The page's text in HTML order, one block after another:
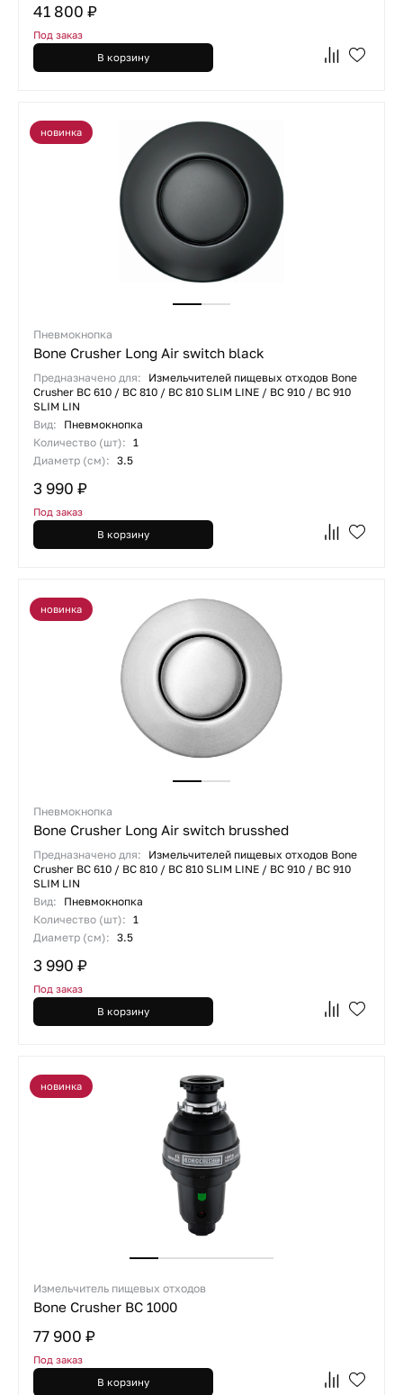
41 800 ₽
Под заказ
В корзину
новинка
Пневмокнопка
Bone Crusher Long Air switch black
Предназначено для:
Измельчителей пищевых отходов Bone
Crusher ВС 610 / ВС 810 / ВС 810 SLIM LINE / BC 910 / BC 910
SLIM LIN
Вид:
Пневмокнопка
Количество (шт): 1
Диаметр (см): 3.5
3 990 ₽
Под заказ
В корзину
новинка
Пневмокнопка
Bone Crusher Long Air switch brusshed
Предназначено для:
Измельчителей пищевых отходов Bone
Crusher ВС 610 / ВС 810 / ВС 810 SLIM LINE / BC 910 / BC 910
SLIM LIN
Вид:
Пневмокнопка
Количество (шт): 1
Диаметр (см): 3.5
3 990 ₽
Под заказ
В корзину
новинка
Измельчитель пищевых отходов
Bone Crusher BC 1000
77 900 ₽
Под заказ
В корзину